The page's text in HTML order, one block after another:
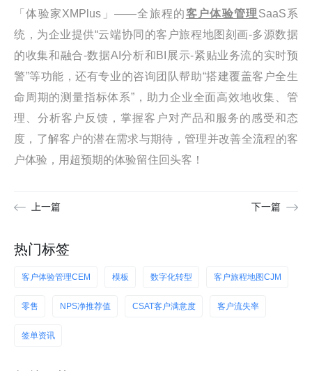
「体验家XMPlus」——全旅程的客户体验管理 SaaS系
统，为企业提供“云端协同的客户旅程地图刻画-多源数据
的收集和融合-数据AI分析和BI展示-紧贴业务流的实时预
警”等功能，还有专业的咨询团队帮助“搭建覆盖客户全生
命周期的测量指标体系”，助力企业全面高效地收集、管
理、分析客户反馈，掌握客户对产品和服务的感受和态
度，了解客户的潜在需求与期待，管理并改善全流程的客
户体验，用超预期的体验留住回头客！
上一篇 下一篇
热门标签
客户体验管理CEM 模板 数字化转型 客户旅程地图CJM
零售 NPS净推荐值 CSAT客户满意度 客户流失率
签单资讯